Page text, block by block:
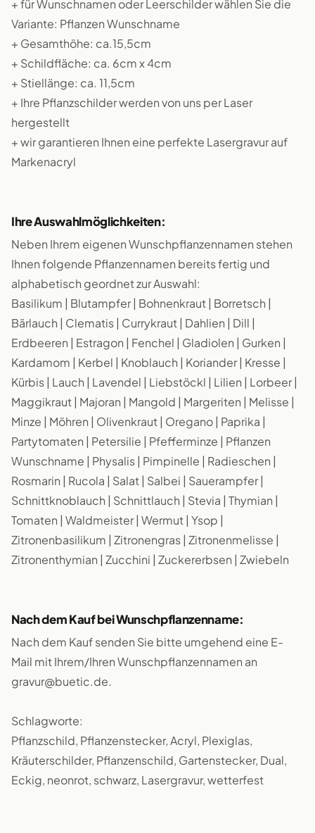
+ für Wunschnamen oder Leerschilder wählen Sie die
Variante: Pflanzen Wunschname
+ Gesamthöhe: ca.15,5cm
+ Schildfläche: ca. 6cm x 4cm
+ Stiellänge: ca. 11,5cm
+ Ihre Pflanzschilder werden von uns per Laser
hergestellt
+ wir garantieren Ihnen eine perfekte Lasergravur auf
Markenacryl
Ihre Auswahlmöglichkeiten:
Neben Ihrem eigenen Wunschpflanzennamen stehen
Ihnen folgende Pflanzennamen bereits fertig und
alphabetisch geordnet zur Auswahl:
Basilikum | Blutampfer | Bohnenkraut | Borretsch |
Bärlauch | Clematis | Currykraut | Dahlien | Dill |
Erdbeeren | Estragon | Fenchel | Gladiolen | Gurken |
Kardamom | Kerbel | Knoblauch | Koriander | Kresse |
Kürbis | Lauch | Lavendel | Liebstöckl | Lilien | Lorbeer |
Maggikraut | Majoran | Mangold | Margeriten | Melisse |
Minze | Möhren | Olivenkraut | Oregano | Paprika |
Partytomaten | Petersilie | Pfefferminze | Pflanzen
Wunschname | Physalis | Pimpinelle | Radieschen |
Rosmarin | Rucola | Salat | Salbei | Sauerampfer |
Schnittknoblauch | Schnittlauch | Stevia | Thymian |
Tomaten | Waldmeister | Wermut | Ysop |
Zitronenbasilikum | Zitronengras | Zitronenmelisse |
Zitronenthymian | Zucchini | Zuckererbsen | Zwiebeln
Nach dem Kauf bei Wunschpflanzenname:
Nach dem Kauf senden Sie bitte umgehend eine E-
Mail mit Ihrem/Ihren Wunschpflanzennamen an
gravur@buetic.de.
Schlagworte:
Pflanzschild, Pflanzenstecker, Acryl, Plexiglas,
Kräuterschilder, Pflanzenschild, Gartenstecker, Dual,
Eckig, neonrot, schwarz, Lasergravur, wetterfest